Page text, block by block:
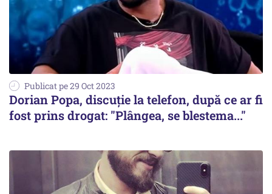
Publicat pe 29 Oct 2023
Dorian Popa, discuție la telefon, după ce ar fi
fost prins drogat: "Plângea, se blestema..."